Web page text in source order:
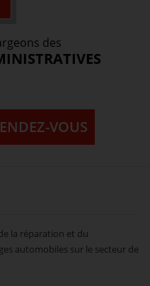
conditions.
des
prestation auprès
VOUS
la réparation et du
automobiles sur le secteur de